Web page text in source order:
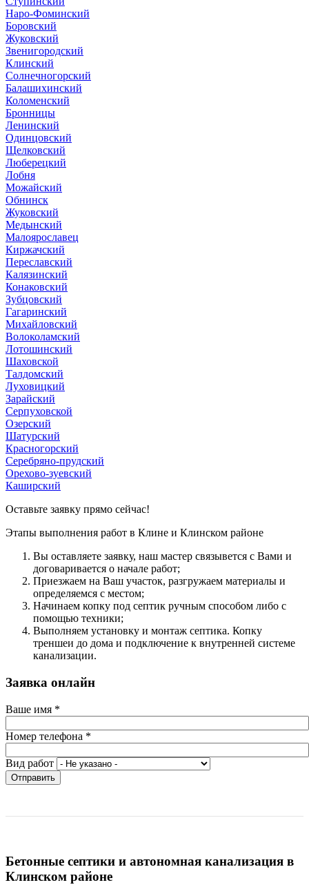
Наро-Фоминский
Боровский
Жуковский
Звенигородский
Клинский
Солнечногорский
Балашихинский
Коломенский
Бронницы
Ленинский
Одинцовский
Щелковский
Люберецкий
Лобня
Можайский
Обнинск
Жуковский
Медынский
Малоярославец
Киржачский
Переславский
Калязинский
Конаковский
Зубцовский
Гагаринский
Михайловский
Волоколамский
Лотошинский
Шаховской
Талдомский
Луховицкий
Зарайский
Серпуховской
Озерский
Шатурский
Красногорский
Серебряно-прудский
Орехово-зуевский
Каширский
Оставьте заявку прямо сейчас!
Этапы выполнения работ в Клине и Клинском районе
Вы оcтавляете заявку, наш мастер связывется с Вами и
договаривается о начале работ;
Приезжаем на Ваш участок, разгружаем материалы и
определяемся с местом;
Начинаем копку под септик ручным способом либо с
помощью техники;
Выполняем установку и монтаж септика. Копку
треншеи до дома и подключение к внутренней системе
канализации.
Заявка онлайн
Ваше имя *
Номер телефона *
Вид работ
Отправить
Бетонные септики и автономная канализация в
Клинском районе